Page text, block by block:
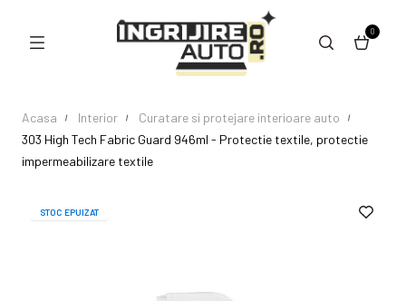
0
Acasa Interior
Curatare si protejare interioare auto
303 High Tech Fabric Guard 946ml - Protectie textile, protectie
impermeabilizare textile
STOC EPUIZAT